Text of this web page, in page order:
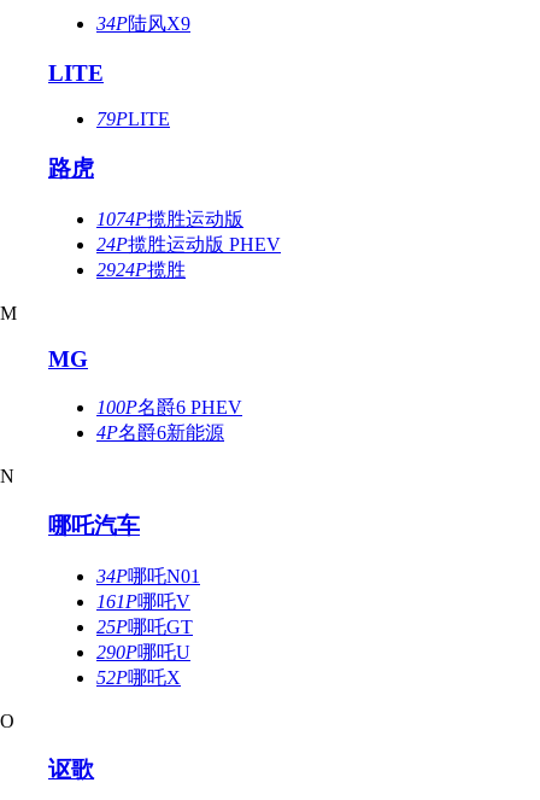
34P陆风X9
LITE
79PLITE
路虎
1074P揽胜运动版
24P揽胜运动版 PHEV
2924P揽胜
M
MG
100P名爵6 PHEV
4P名爵6新能源
N
哪吒汽车
34P哪吒N01
161P哪吒V
25P哪吒GT
290P哪吒U
52P哪吒X
O
讴歌